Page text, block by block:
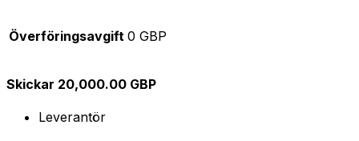
Överföringsavgift 0 GBP
Skickar 20,000.00 GBP
Leverantör